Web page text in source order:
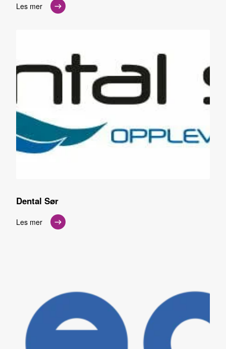
Les mer
Dental Sør
Les mer